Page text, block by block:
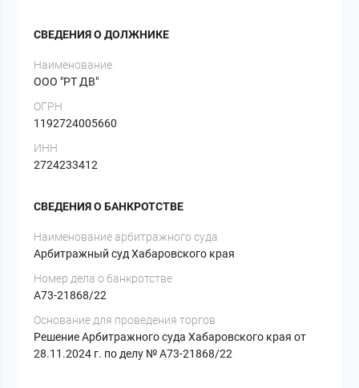
СВЕДЕНИЯ О ДОЛЖНИКЕ
Наименование
ООО "РТ ДВ"
ОГРН
1192724005660
ИНН
2724233412
СВЕДЕНИЯ О БАНКРОТСТВЕ
Наименование арбитражного суда
Арбитражный суд Хабаровского края
Номер дела о банкротстве
А73-21868/22
Основание для проведения торгов
Решение Арбитражного суда Хабаровского края от
28.11.2024 г. по делу № А73-21868/22